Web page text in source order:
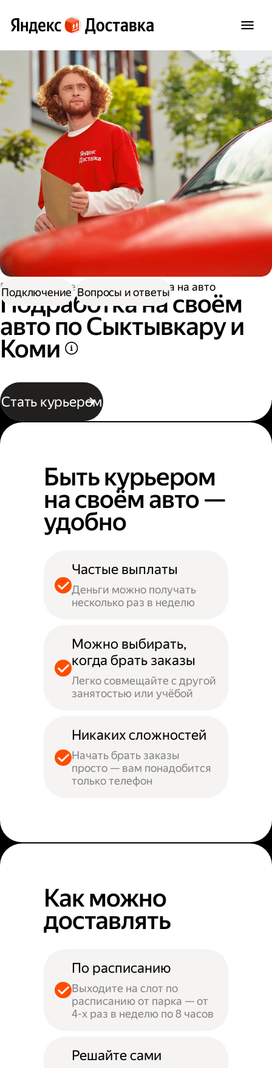
Работа водителем Подработка на авто
Подработка на своём
авто по Сыктывкару и
Коми
Стать курьером
Подключение Вопросы и ответы
Быть курьером
на своём авто —
удобно
Частые выплаты
Деньги можно получать
несколько раз в неделю
Можно выбирать,
когда брать заказы
Легко совмещайте с другой
занятостью или учёбой
Никаких сложностей
Начать брать заказы
просто — вам понадобится
только телефон
Как можно
доставлять
По расписанию
Выходите на слот по
расписанию от парка — от
4-х раз в неделю по 8 часов
Решайте сами